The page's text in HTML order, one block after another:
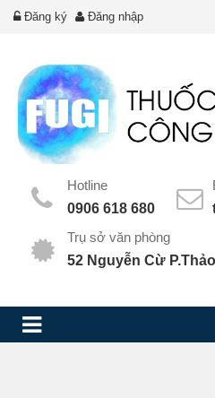
Đăng ký Đăng nhập
Hotline
0906 618 680
Trụ sở văn phòng
52 Nguyễn Cừ